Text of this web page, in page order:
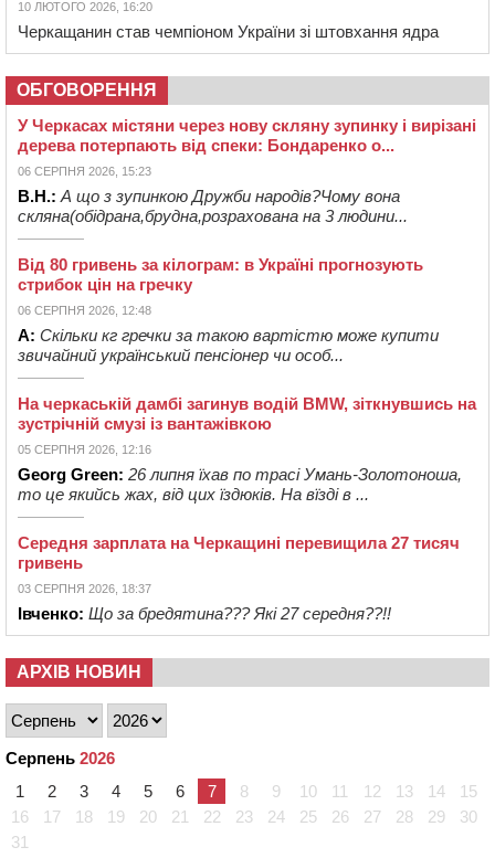
10 ЛЮТОГО 2026, 16:20
Черкащанин став чемпіоном України зі штовхання ядра
ОБГОВОРЕННЯ
У Черкасах містяни через нову скляну зупинку і вирізані
дерева потерпають від спеки: Бондаренко о...
06 СЕРПНЯ 2026, 15:23
В.Н.: А що з зупинкою Дружби народів?Чому вона
скляна(обідрана,брудна,розрахована на 3 людини...
Від 80 гривень за кілограм: в Україні прогнозують
стрибок цін на гречку
06 СЕРПНЯ 2026, 12:48
А: Скільки кг гречки за такою вартістю може купити
звичайний український пенсіонер чи особ...
На черкаській дамбі загинув водій BMW, зіткнувшись на
зустрічній смузі із вантажівкою
05 СЕРПНЯ 2026, 12:16
Georg Green: 26 липня їхав по трасі Умань-Золотоноша,
то це якийсь жах, від цих їздюків. На вїзді в ...
Середня зарплата на Черкащині перевищила 27 тисяч
гривень
03 СЕРПНЯ 2026, 18:37
Івченко: Що за бредятина??? Які 27 середня??!!
АРХІВ НОВИН
Серпень 2026
1
2 3 4 5 6 7 8 9 10 11 12 13 14
15
16
17 18 19 20 21 22 23 24 25 26 27 28 29
30
31